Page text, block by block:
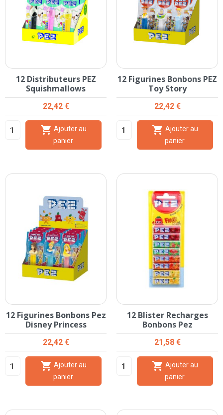
12 Distributeurs PEZ
Squishmallows
Prix
22,42 €

panier
12 Figurines Bonbons PEZ
Toy Story
Prix
22,42 €

panier
12 Figurines Bonbons Pez
Disney Princess
Prix
22,42 €

panier
12 Blister Recharges
Bonbons Pez
Prix
21,58 €

panier